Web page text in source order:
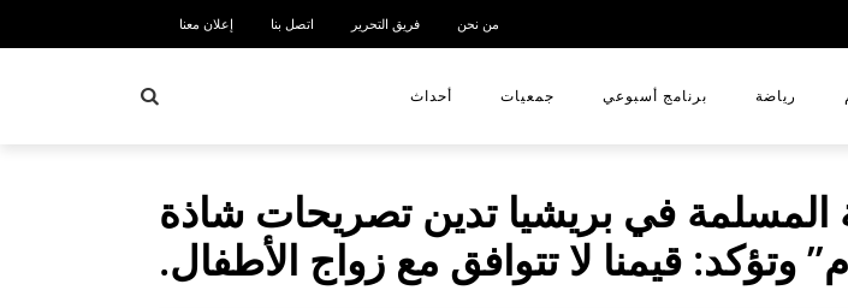
من نحن فريق التحرير اتصل بنا إعلان معنا
رياضة برنامج أسبوعي جمعيات أحداث
المسلمة في بريشيا تدين تصريحات شاذة
وتؤكد: قيمنا لا تتوافق مع زواج الأطفال.